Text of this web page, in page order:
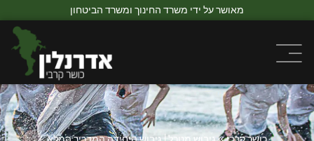
מאושר על ידי משרד החינוך ומשרד הביטחון